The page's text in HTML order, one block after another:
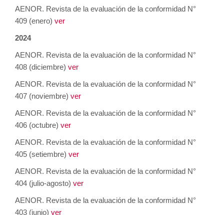
AENOR. Revista de la evaluación de la conformidad N°
409 (enero) ver
2024
AENOR. Revista de la evaluación de la conformidad N°
408 (diciembre) ver
AENOR. Revista de la evaluación de la conformidad N°
407 (noviembre) ver
AENOR. Revista de la evaluación de la conformidad N°
406 (octubre) ver
AENOR. Revista de la evaluación de la conformidad N°
405 (setiembre) ver
AENOR. Revista de la evaluación de la conformidad N°
404 (julio-agosto) ver
AENOR. Revista de la evaluación de la conformidad N°
403 (junio) ver